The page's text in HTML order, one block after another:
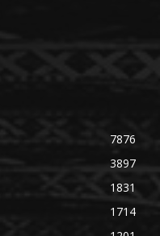
7876
3897
1831
1714